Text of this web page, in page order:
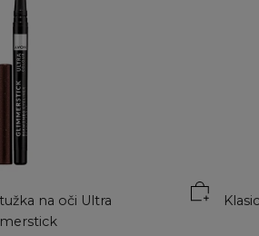
na oči Ultra
Přidat do